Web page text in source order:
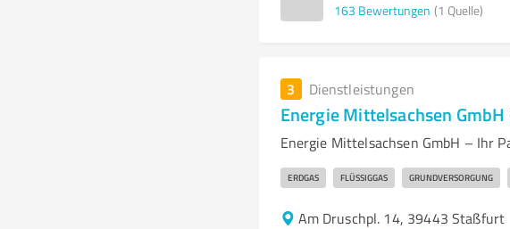
163 Bewertungen (1 Quelle)
3 Dienstleistungen
Energie Mittelsachsen GmbH
Energie Mittelsachsen GmbH – Ihr
ERDGAS FLÜSSIGGAS GRUNDVERSORGUNG
Am Druschpl. 14, 39443 Staßfurt